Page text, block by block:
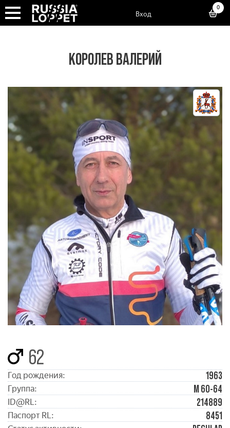
Вход
0
КОРОЛЕВ ВАЛЕРИЙ
62
Год рождения: 1963
Группа: М 60-64
ID@RL: 214889
Паспорт RL: 8451